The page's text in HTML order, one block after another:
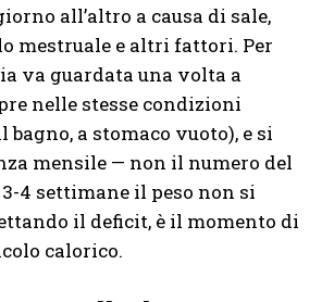
all’altro a causa di sale,
mestruale e altri fattori. Per
va guardata una volta a
nelle stesse condizioni
a stomaco vuoto), e si
mensile — non il numero del
4 settimane il peso non si
il deficit, è il momento di
calorico.